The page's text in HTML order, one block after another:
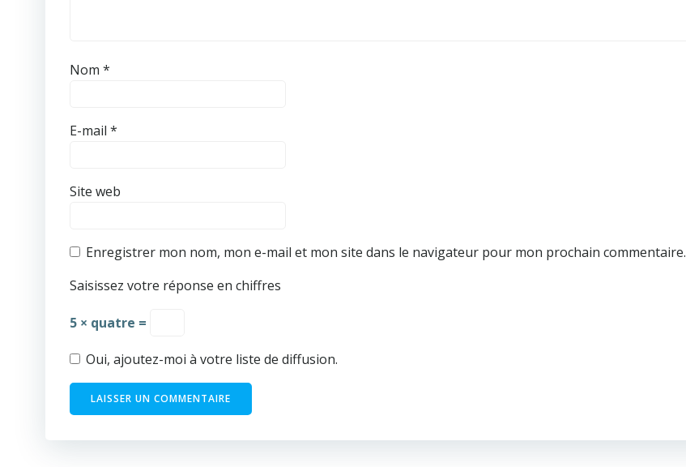
Nom *
E-mail *
Site web
Enregistrer mon nom, mon e-mail et mon site dans le navigateur pour mon prochain commentaire.
Saisissez votre réponse en chiffres
5 × quatre =
Oui, ajoutez-moi à votre liste de diffusion.